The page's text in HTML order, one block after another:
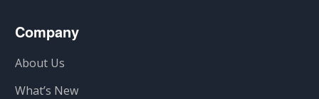
Company
About Us
What’s New